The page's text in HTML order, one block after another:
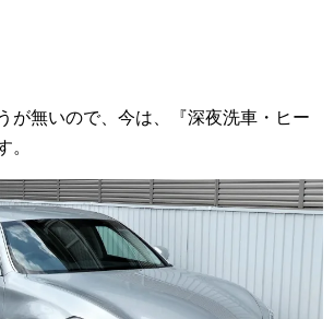
が無いので、今は、『深夜洗車・ヒー
。